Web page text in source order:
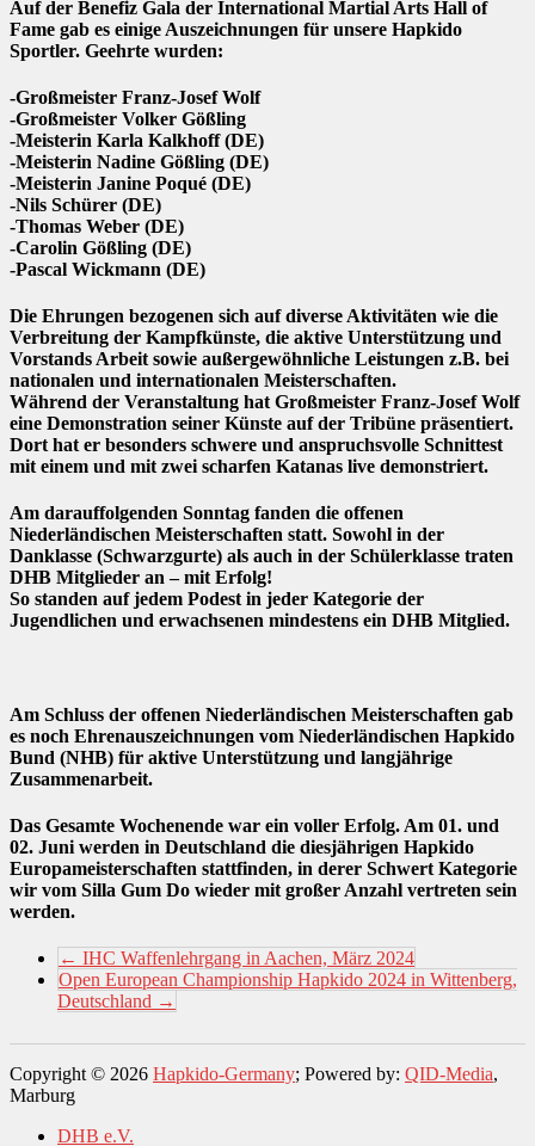
Auf der Benefiz Gala der International Martial Arts Hall of
Fame gab es einige Auszeichnungen für unsere Hapkido
Sportler. Geehrte wurden:
-Großmeister Franz-Josef Wolf
-Großmeister Volker Gößling
-Meisterin Karla Kalkhoff (DE)
-Meisterin Nadine Gößling (DE)
-Meisterin Janine Poqué (DE)
-Nils Schürer (DE)
-Thomas Weber (DE)
-Carolin Gößling (DE)
-Pascal Wickmann (DE)
Die Ehrungen bezogenen sich auf diverse Aktivitäten wie die
Verbreitung der Kampfkünste, die aktive Unterstützung und
Vorstands Arbeit sowie außergewöhnliche Leistungen z.B. bei
nationalen und internationalen Meisterschaften.
Während der Veranstaltung hat Großmeister Franz-Josef Wolf
eine Demonstration seiner Künste auf der Tribüne präsentiert.
Dort hat er besonders schwere und anspruchsvolle Schnittest
mit einem und mit zwei scharfen Katanas live demonstriert.
Am darauffolgenden Sonntag fanden die offenen
Niederländischen Meisterschaften statt. Sowohl in der
Danklasse (Schwarzgurte) als auch in der Schülerklasse traten
DHB Mitglieder an – mit Erfolg!
So standen auf jedem Podest in jeder Kategorie der
Jugendlichen und erwachsenen mindestens ein DHB Mitglied.
Am Schluss der offenen Niederländischen Meisterschaften gab
es noch Ehrenauszeichnungen vom Niederländischen Hapkido
Bund (NHB) für aktive Unterstützung und langjährige
Zusammenarbeit.
Das Gesamte Wochenende war ein voller Erfolg. Am 01. und
02. Juni werden in Deutschland die diesjährigen Hapkido
Europameisterschaften stattfinden, in derer Schwert Kategorie
wir vom Silla Gum Do wieder mit großer Anzahl vertreten sein
werden.
← IHC Waffenlehrgang in Aachen, März 2024
Open European Championship Hapkido 2024 in Wittenberg,
Deutschland →
Copyright © 2026 Hapkido-Germany; Powered by: QID-Media,
Marburg
DHB e.V.